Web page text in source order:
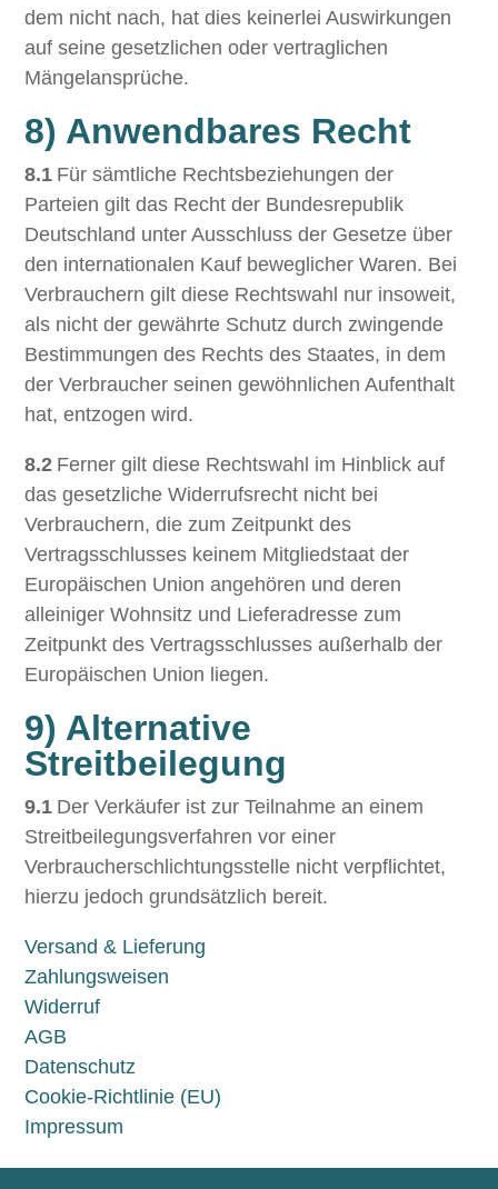
dem nicht nach, hat dies keinerlei Auswirkungen
auf seine gesetzlichen oder vertraglichen
Mängelansprüche.
8) Anwendbares Recht
8.1 Für sämtliche Rechtsbeziehungen der
Parteien gilt das Recht der Bundesrepublik
Deutschland unter Ausschluss der Gesetze über
den internationalen Kauf beweglicher Waren. Bei
Verbrauchern gilt diese Rechtswahl nur insoweit,
als nicht der gewährte Schutz durch zwingende
Bestimmungen des Rechts des Staates, in dem
der Verbraucher seinen gewöhnlichen Aufenthalt
hat, entzogen wird.
8.2 Ferner gilt diese Rechtswahl im Hinblick auf
das gesetzliche Widerrufsrecht nicht bei
Verbrauchern, die zum Zeitpunkt des
Vertragsschlusses keinem Mitgliedstaat der
Europäischen Union angehören und deren
alleiniger Wohnsitz und Lieferadresse zum
Zeitpunkt des Vertragsschlusses außerhalb der
Europäischen Union liegen.
9) Alternative
Streitbeilegung
9.1 Der Verkäufer ist zur Teilnahme an einem
Streitbeilegungsverfahren vor einer
Verbraucherschlichtungsstelle nicht verpflichtet,
hierzu jedoch grundsätzlich bereit.
Versand & Lieferung
Zahlungsweisen
Widerruf
AGB
Datenschutz
Cookie-Richtlinie (EU)
Impressum